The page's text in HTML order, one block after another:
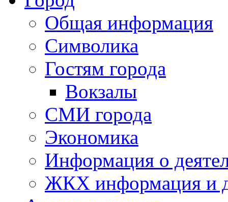
Общая информация
Символика
Гостям города
Вокзалы
СМИ города
Экономика
Информация о
ЖКХ информация и